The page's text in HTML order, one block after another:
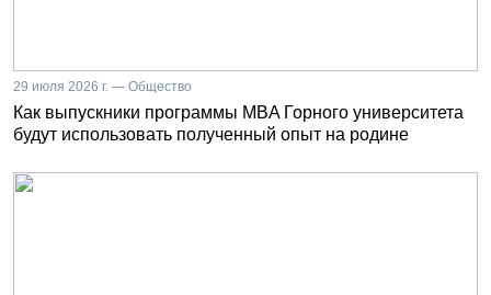
29 июля 2026 г. — Общество
Как выпускники программы MBA Горного университета
будут использовать полученный опыт на родине